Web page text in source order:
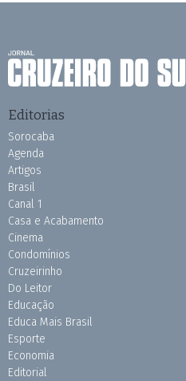
Editorias
Sorocaba
Agenda
Artigos
Brasil
Canal 1
Casa e Acabamento
Cinema
Condomínios
Cruzeirinho
Do Leitor
Educação
Educa Mais Brasil
Esporte
Economia
Editorial